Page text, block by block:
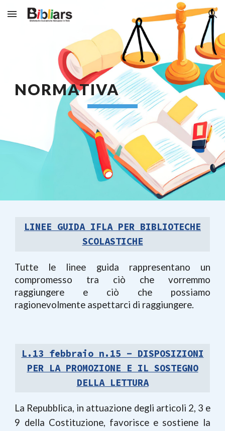
Skip to main content Skip to navigation
NORMATIVA
LINEE GUIDA IFLA PER BIBLIOTECHE
SCOLASTICHE
Tutte le linee guida rappresentano un
compromesso tra ciò che vorremmo
raggiungere e ciò che possiamo
ragionevolmente aspettarci di raggiungere.
L.13 febbraio n.15 - DISPOSIZIONI
PER LA PROMOZIONE E IL SOSTEGNO
DELLA LETTURA
La Repubblica, in attuazione degli articoli 2, 3 e
9 della Costituzione, favorisce e sostiene la